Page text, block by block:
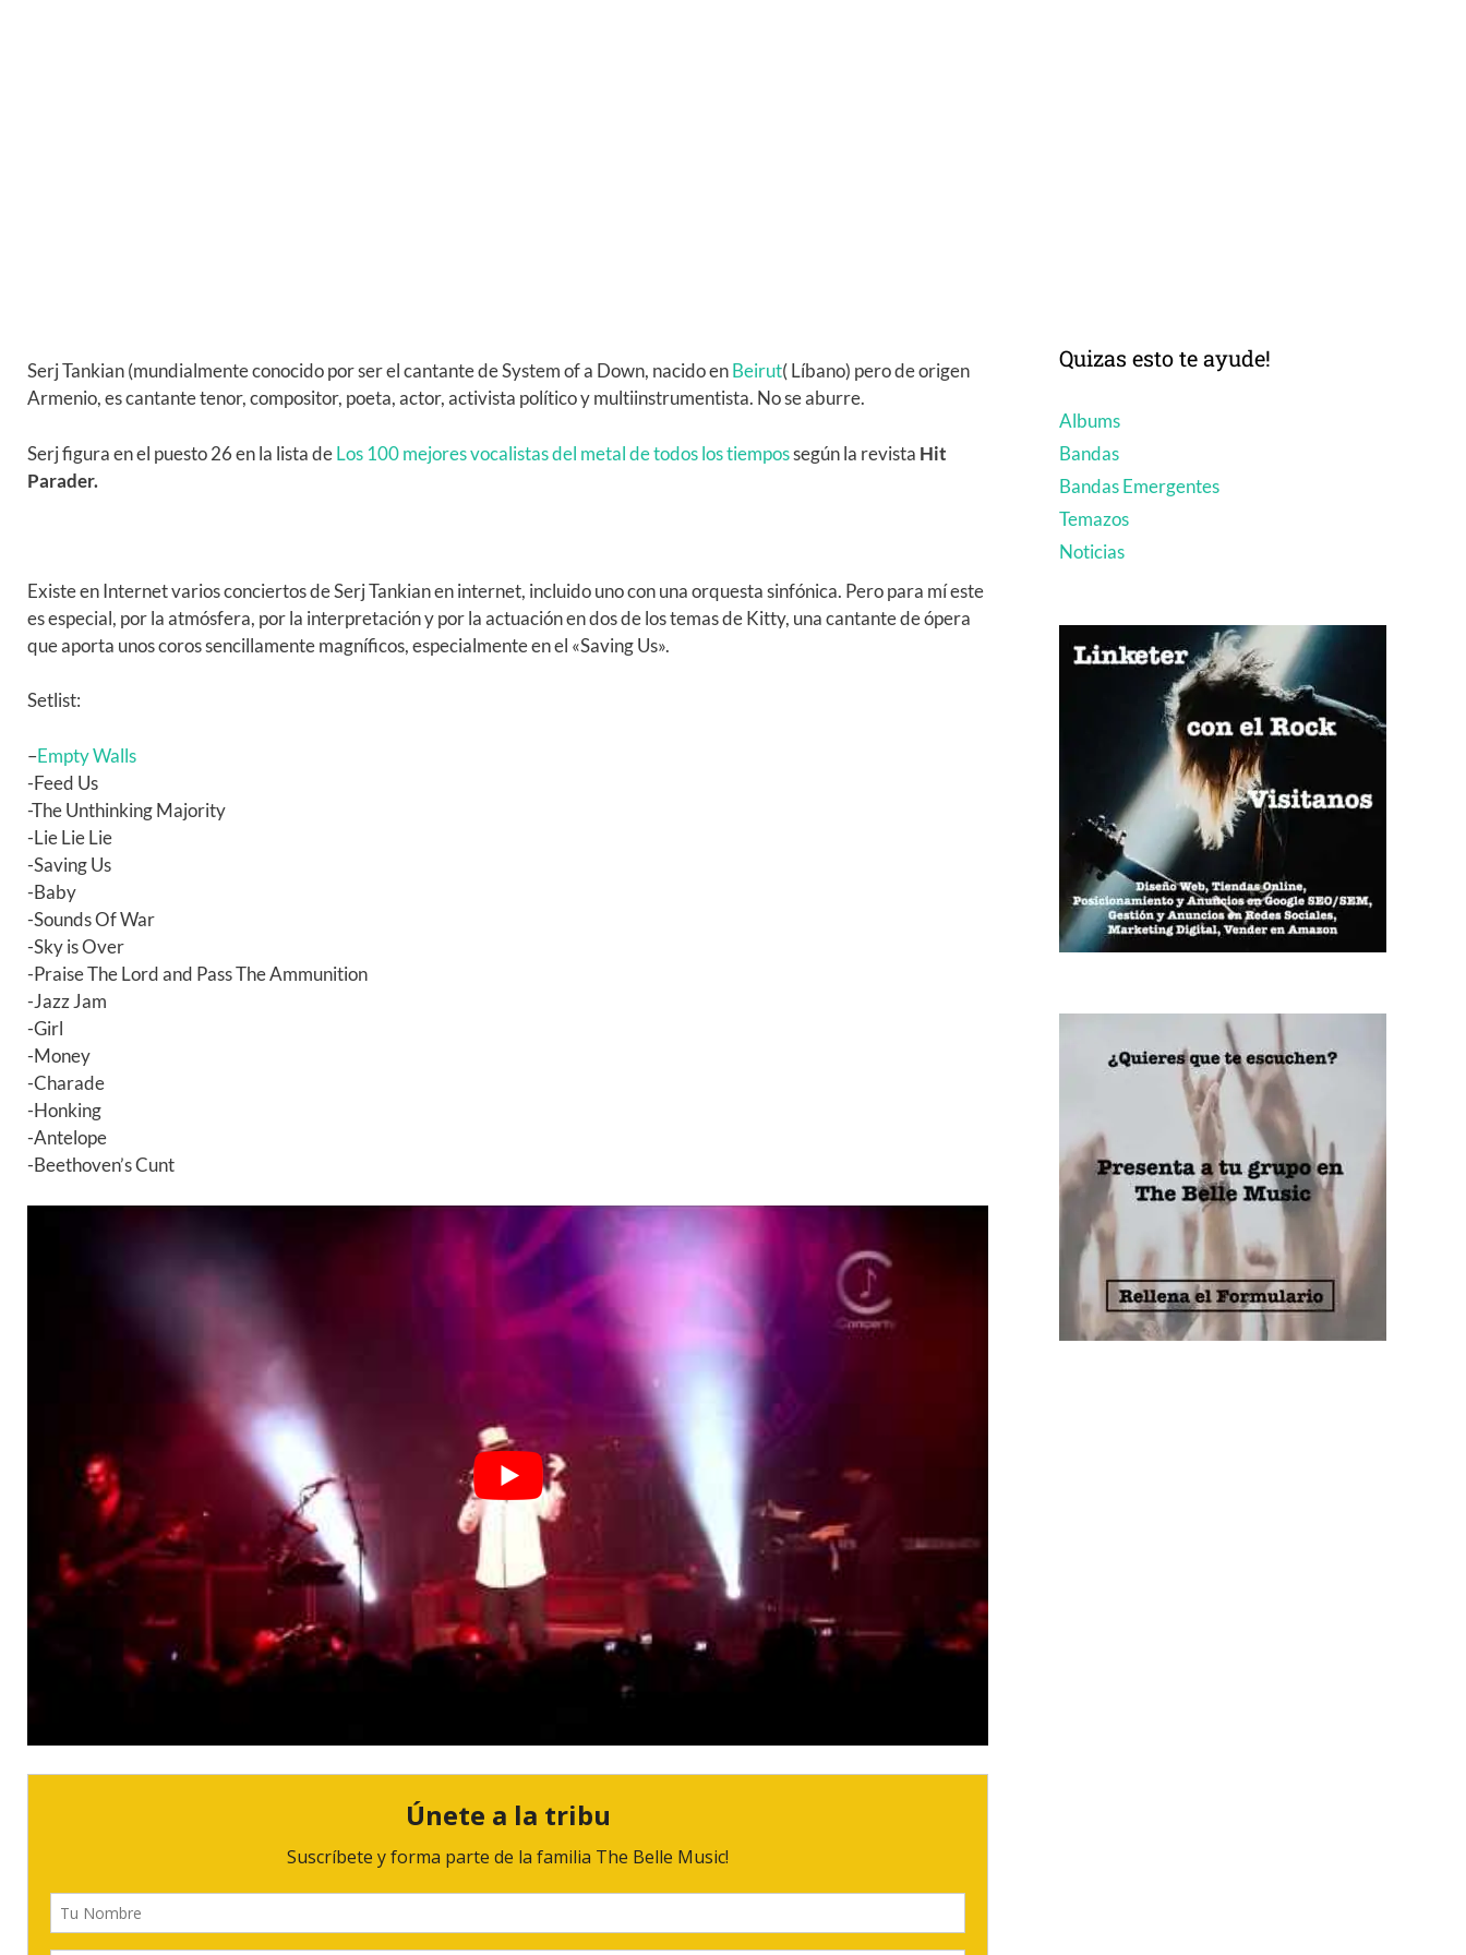
Serj Tankian (mundialmente conocido por ser el cantante de System of a Down, nacido enBeirut( Líbano) pero de origen
Armenio, es cantante tenor, compositor, poeta, actor, activista político y multiinstrumentista. No se aburre.
Serj figura en el puesto 26 en la lista deLos 100 mejores vocalistas del metal de todos los tiempossegún la revista Hit
Parader.
Existe en Internet varios conciertos de Serj Tankian en internet, incluido uno con una orquesta sinfónica. Pero para mí este
es especial, por la atmósfera, por la interpretación y por la actuación en dos de los temas de Kitty, una cantante de ópera
que aporta unos coros sencillamente magníficos, especialmente en el «Saving Us».
Setlist:
–Empty Walls
-Feed Us
-The Unthinking Majority
-Lie Lie Lie
-Saving Us
-Baby
-Sounds Of War
-Sky is Over
-Praise The Lord and Pass The Ammunition
-Jazz Jam
-Girl
-Money
-Charade
-Honking
-Antelope
-Beethoven’s Cunt
Quizas esto te ayude!
Albums
Bandas
Bandas Emergentes
Temazos
Noticias